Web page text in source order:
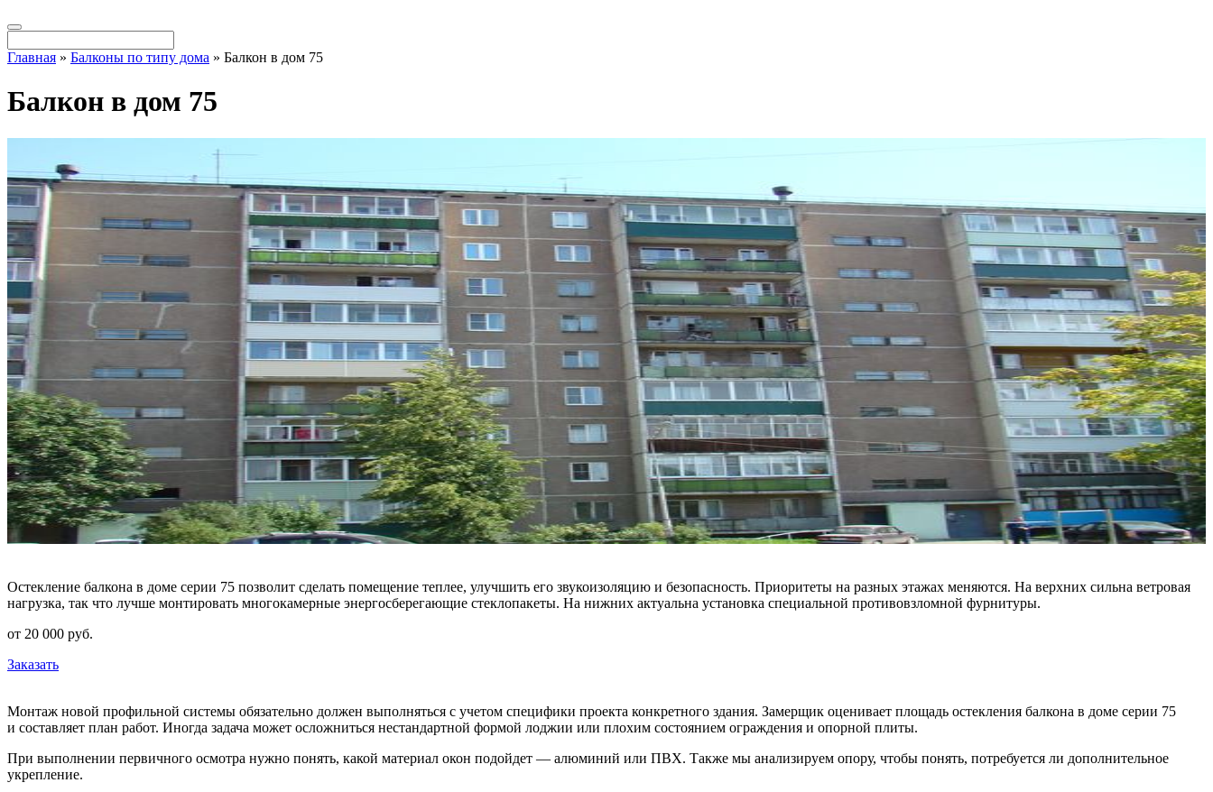
Главная » Балконы по типу дома » Балкон в дом 75
Балкон в дом 75
Остекление балкона в доме серии 75 позволит сделать помещение теплее, улучшить его звукоизоляцию и безопасность. Приоритеты на разных этажах меняются. На верхних сильна ветровая
нагрузка, так что лучше монтировать многокамерные энергосберегающие стеклопакеты. На нижних актуальна установка специальной противовзломной фурнитуры.
от 20 000 pуб.
Заказать
Монтаж новой профильной системы обязательно должен выполняться с учетом специфики проекта конкретного здания. Замерщик оценивает площадь остекления балкона в доме серии 75
и составляет план работ. Иногда задача может осложниться нестандартной формой лоджии или плохим состоянием ограждения и опорной плиты.
При выполнении первичного осмотра нужно понять, какой материал окон подойдет — алюминий или ПВХ. Также мы анализируем опору, чтобы понять, потребуется ли дополнительное
укрепление.